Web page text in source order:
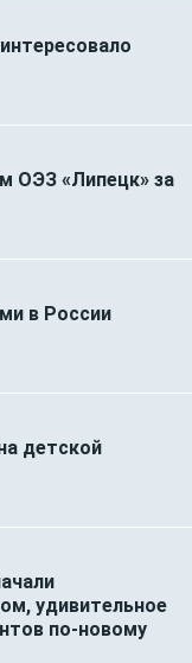
ОЭЗ «Липецк» за
в России
детской
удивительное
по-новому